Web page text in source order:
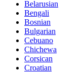
Belarusian
Bengali
Bosnian
Bulgarian
Cebuano
Chichewa
Corsican
Croatian